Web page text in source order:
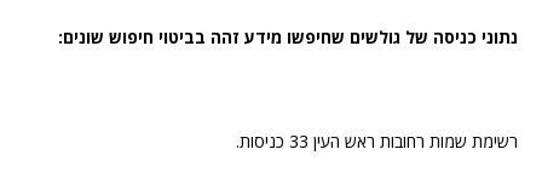
נתוני כניסה של גולשים שחיפשו מידע זהה בביטוי חיפוש שונים:
רשימת שמות רחובות ראש העין 33 כניסות.